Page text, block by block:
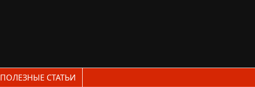
ПОЛЕЗНЫЕ СТАТЬИ